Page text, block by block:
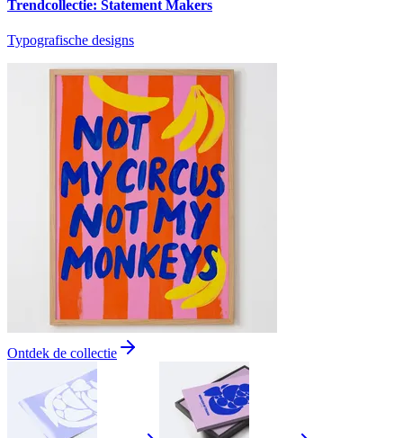
Trendcollectie: Statement Makers
Typografische designs
Ontdek de collectie